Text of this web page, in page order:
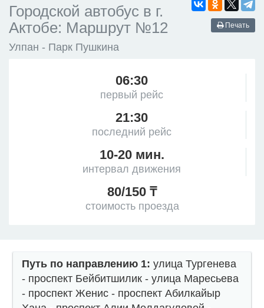
Печать
Городской автобус в г.
Актобе: Маршрут №12
Улпан - Парк Пушкина
06:30
первый рейс
21:30
последний рейс
10-20 мин.
интервал движения
80/150 ₸
стоимость проезда
Путь по направлению 1: улица Тургенева
- проспект Бейбитшилик - улица Маресьева
- проспект Женис - проспект Абилкайыр